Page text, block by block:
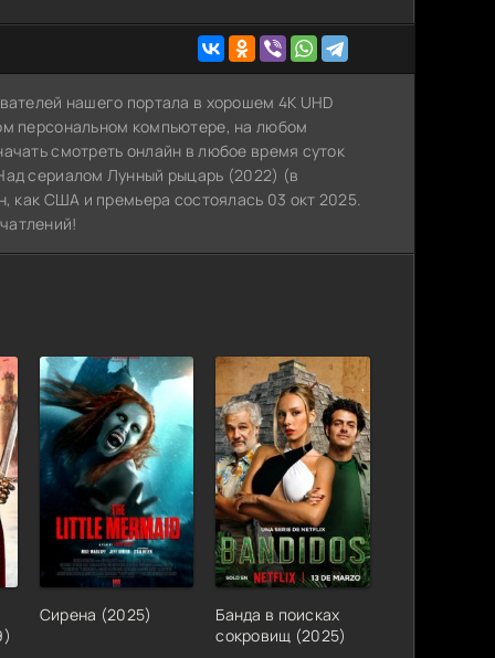
нашего портала в хорошем 4K UHD
персональном компьютере, на любом
смотреть онлайн в любое время суток
сериалом Лунный рыцарь (2022) (в
как США и премьера состоялась 03 окт 2025.
Сирена (2025)
Банда в поисках
сокровищ (2025)